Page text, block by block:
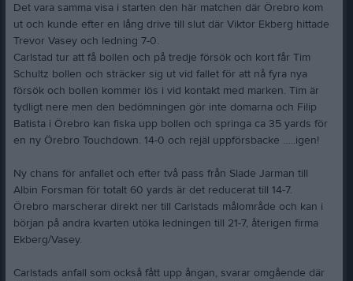
Det vara samma visa i starten den här matchen där Örebro kom
ut och kunde efter en lång drive till slut där Viktor Ekberg hittade
Trevor Vasey och ledning 7-0.
Carlstad tur att få bollen och på tredje försök och kort får Tim
Schultz bollen och sträcker sig ut vid fallet för att nå fyra nya
försök och bollen kommer lös i vid kontakt med marken. Tim är
tydligt nere men den bedömningen gör inte domarna och Filip
Batista i Örebro kan fiska upp bollen och springa ca 35 yards för
en ny Örebro Touchdown. 14-0 och rejäl uppförsbacke …..igen!
Ny chans för anfallet och efter två pass från Slade Jarman till
Albin Forsman för totalt 60 yards är det reducerat till 14-7.
Örebro marscherar direkt ner till Carlstads målområde och kan i
början på andra kvarten utöka ledningen till 21-7, återigen firma
Ekberg/Vasey.
Carlstads anfall som också fått upp ångan, svarar omgående där